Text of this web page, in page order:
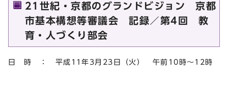
21世紀・京都のグランドビジョン 京都
市基本構想等審議会 記録／第4回 教
育・人づくり部会
日 時 ： 平成11年3月23日（火） 午前10時～12時